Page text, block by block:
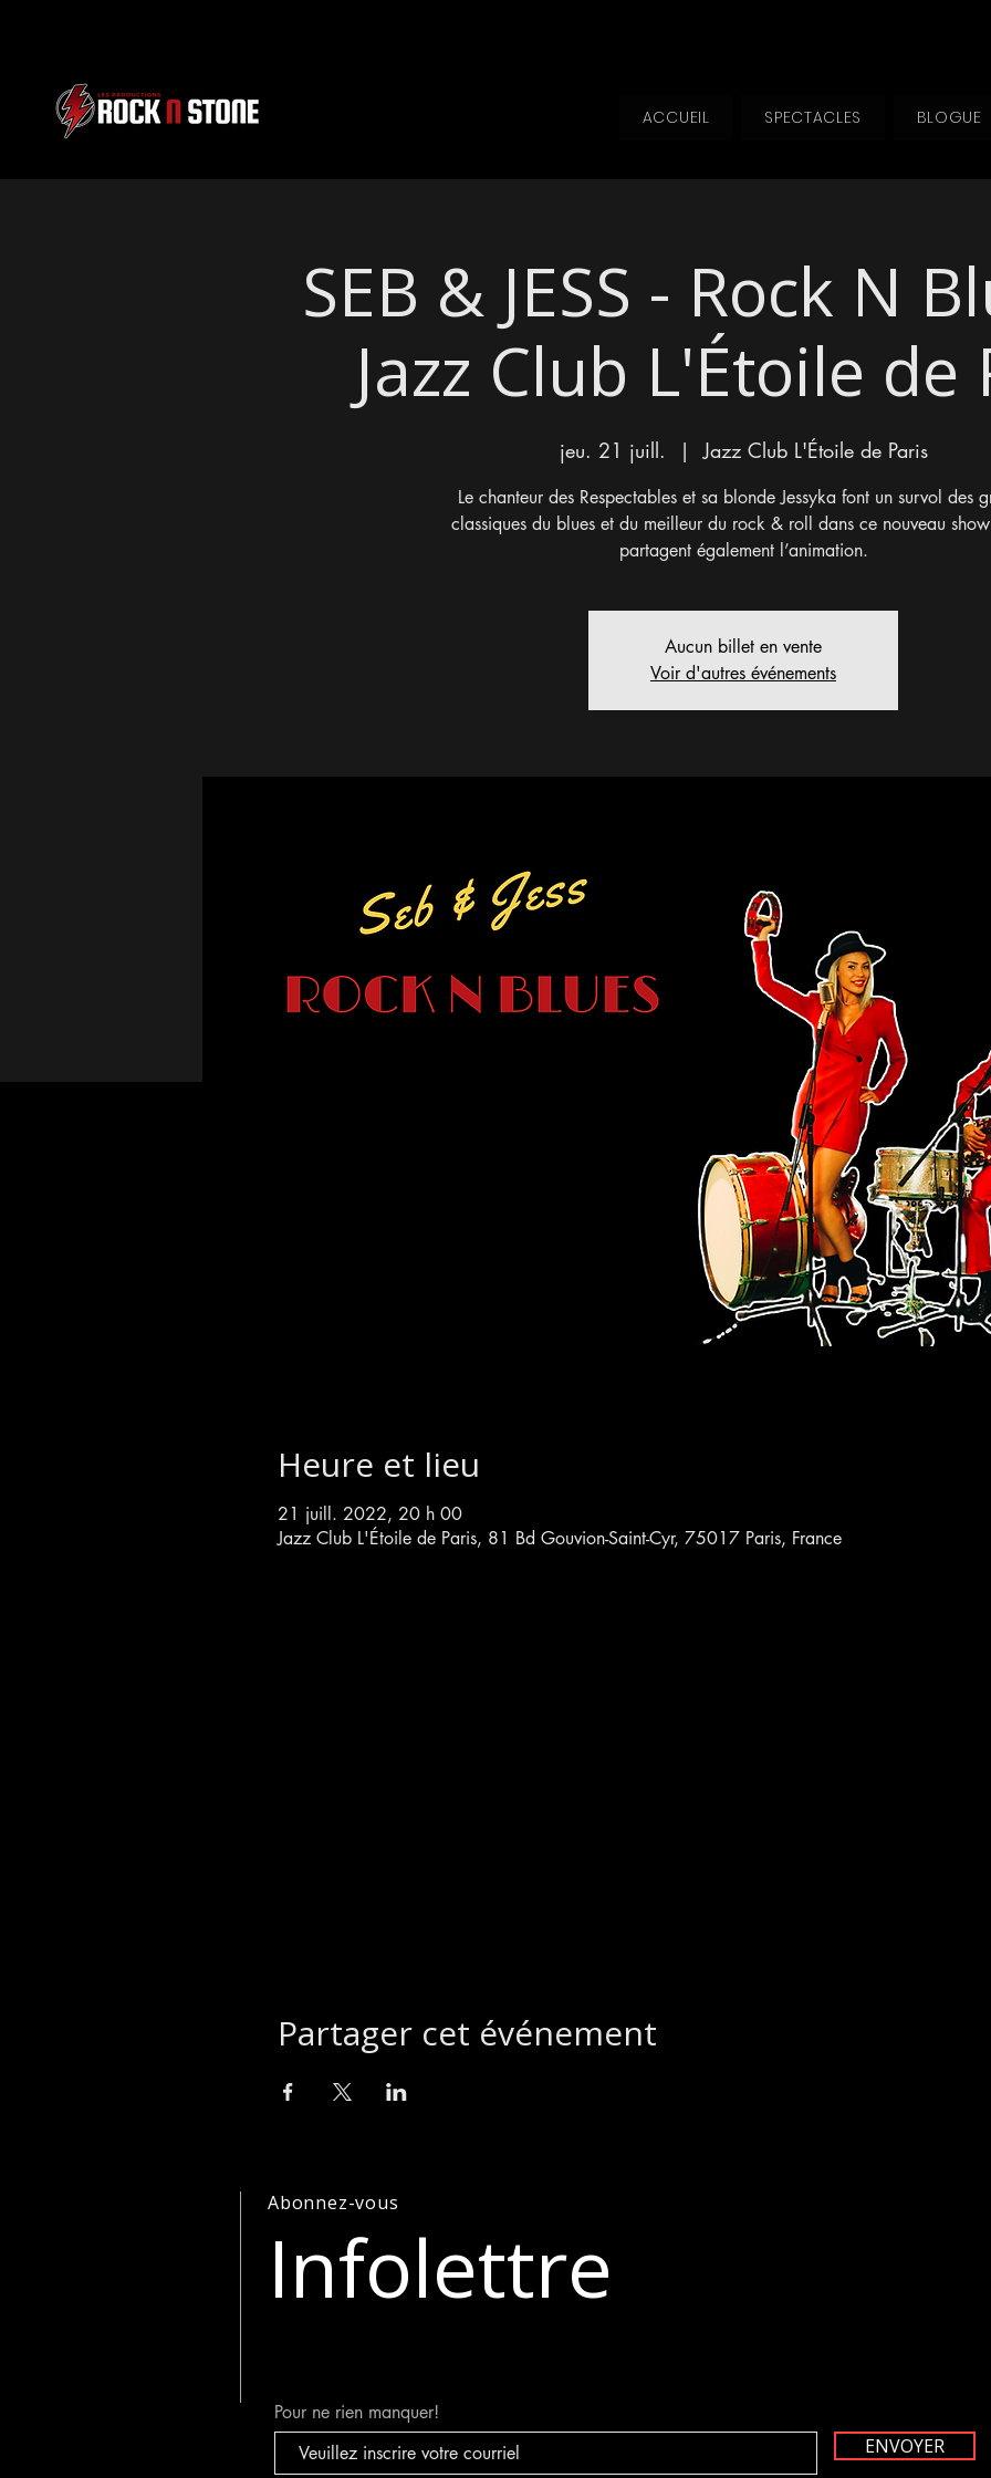
ACCUEIL SPECTACLES BLOGUE
SEB & JESS - Rock N
Jazz Club L'Étoile de
jeu. 21 juill.
  |
Jazz Club L'Étoile de Paris
Le chanteur des Respectables et sa blonde Jessyka font un survol des
classiques du blues et du meilleur du rock & roll dans ce nouveau
partagent également l’animation.
Aucun billet en vente
Voir d'autres événements
Heure et lieu
21 juill. 2022, 20 h 00
Jazz Club L'Étoile de Paris, 81 Bd Gouvion-Saint-Cyr, 75017 Paris, France
Partager cet événement
Abonnez-vous
Infolettre
Pour ne rien manquer!
ENVOYER